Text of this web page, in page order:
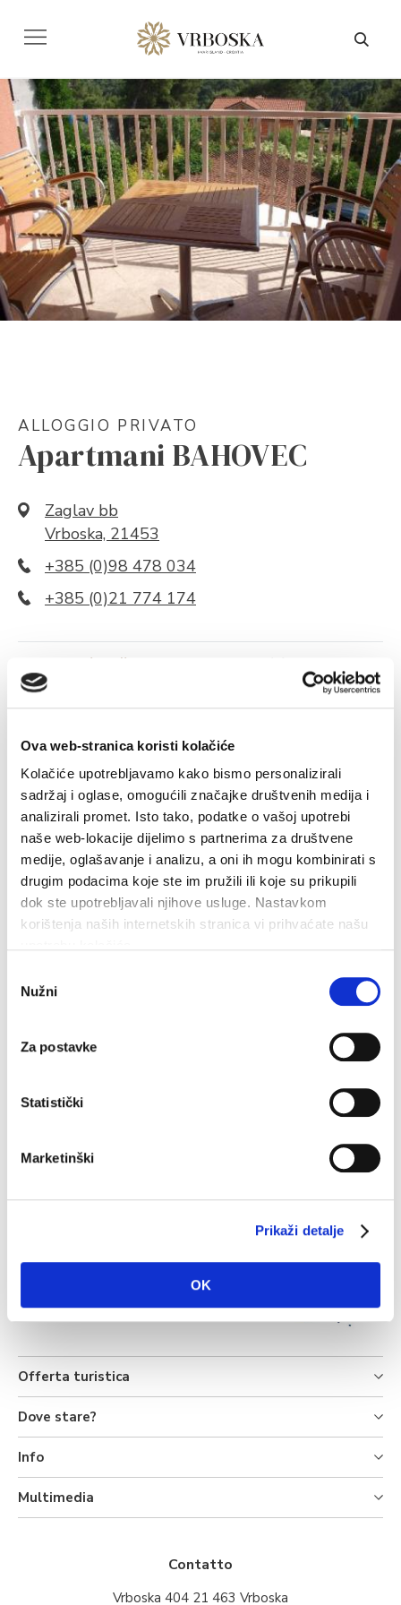
Ova web-stranica koristi kolačiće
Kolačiće upotrebljavamo kako bismo personalizirali
sadržaj i oglase, omogućili značajke društvenih medija i
analizirali promet. Isto tako, podatke o vašoj upotrebi
naše web-lokacije dijelimo s partnerima za društvene
medije, oglašavanje i analizu, a oni ih mogu kombinirati s
drugim podacima koje ste im pružili ili koje su prikupili
dok ste upotrebljavali njihove usluge. Nastavkom
korištenja naših internetskih stranica vi prihvaćate našu
pristanka
Nužni
Za postavke
Statistički
Marketinški
Prikaži detalje
OK
ALLOGGIO PRIVATO
Apartmani BAHOVEC
Zaglav bb
Vrboska, 21453
+385 (0)98 478 034
+385 (0)21 774 174
A proposito di oggetto
A PROPOSITO DI OGGETTO
sab
35°C
Fonte: DHMZ
Offerta turistica
Dove stare?
Info
Multimedia
Contatto
Vrboska 404 21 463 Vrboska